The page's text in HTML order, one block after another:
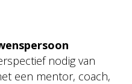
nodig van
een mentor, coach,